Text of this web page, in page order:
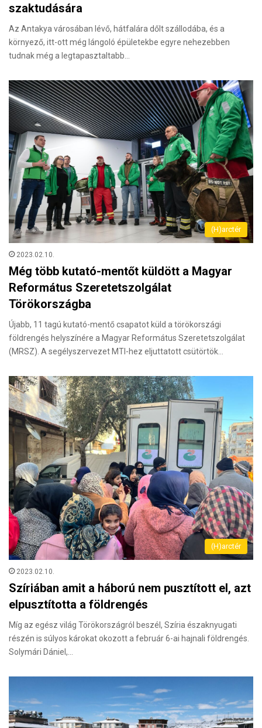
szaktudására
Az Antakya városában lévő, hátfalára dőlt szállodába, és a
környező, itt-ott még lángoló épületekbe egyre nehezebben
tudnak még a legtapasztaltabb…
(H)arctér
2023.02.10.
Még több kutató-mentőt küldött a Magyar
Református Szeretetszolgálat
Törökországba
Újabb, 11 tagú kutató-mentő csapatot küld a törökországi
földrengés helyszínére a Magyar Református Szeretetszolgálat
(MRSZ). A segélyszervezet MTI-hez eljuttatott csütörtök…
(H)arctér
2023.02.10.
Szíriában amit a háború nem pusztított el, azt
elpusztította a földrengés
Míg az egész világ Törökországról beszél, Szíria északnyugati
részén is súlyos károkat okozott a február 6-ai hajnali földrengés.
Solymári Dániel,…